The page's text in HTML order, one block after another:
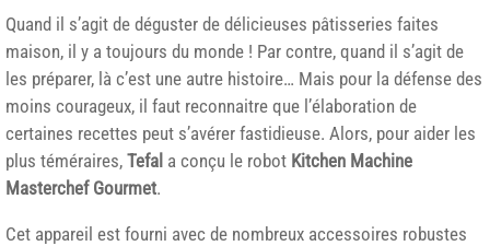
Quand il s’agit de déguster de délicieuses pâtisseries faites
maison, il y a toujours du monde ! Par contre, quand il s’agit de
les préparer, là c’est une autre histoire… Mais pour la défense des
moins courageux, il faut reconnaitre que l’élaboration de
certaines recettes peut s’avérer fastidieuse. Alors, pour aider les
plus téméraires, Tefal a conçu le robot Kitchen Machine
Masterchef Gourmet.
Cet appareil est fourni avec de nombreux accessoires robustes